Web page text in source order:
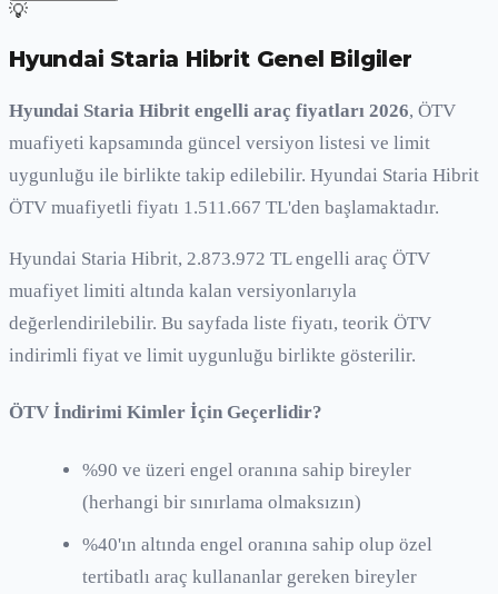
💡
Hyundai Staria HibritGenel Bilgiler
Hyundai Staria Hibrit engelli araç fiyatları 2026, ÖTV
muafiyeti kapsamında güncel versiyon listesi ve limit
uygunluğu ile birlikte takip edilebilir. Hyundai Staria Hibrit
ÖTV muafiyetli fiyatı 1.511.667 TL'den başlamaktadır.
Hyundai Staria Hibrit, 2.873.972 TL engelli araç ÖTV
muafiyet limiti altında kalan versiyonlarıyla
değerlendirilebilir. Bu sayfada liste fiyatı, teorik ÖTV
indirimli fiyat ve limit uygunluğu birlikte gösterilir.
ÖTV İndirimi Kimler İçin Geçerlidir?
%90 ve üzeri engel oranına sahip bireyler
(herhangi bir sınırlama olmaksızın)
%40'ın altında engel oranına sahip olup özel
tertibatlı araç kullananlar gereken bireyler